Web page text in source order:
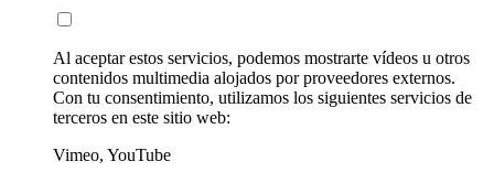
Al aceptar estos servicios, podemos mostrarte vídeos u otros
contenidos multimedia alojados por proveedores externos.
Con tu consentimiento, utilizamos los siguientes servicios de
terceros en este sitio web:
Vimeo, YouTube